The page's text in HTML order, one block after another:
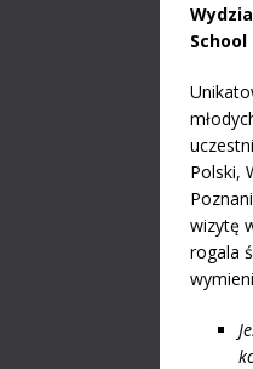
Polski,
wizytę
rogala